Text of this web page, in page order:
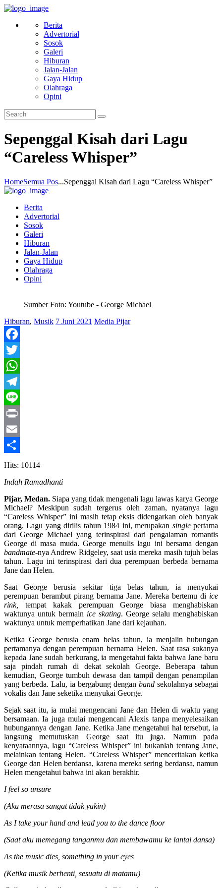
Berita
Advertorial
Sosok
Galeri
Hiburan
Jalan-Jalan
Gaya Hidup
Olahraga
Opini
Sepenggal Kisah dari Lagu
“Careless Whisper”
HomeSemua Pos...Sepenggal Kisah dari Lagu “Careless Whisper”
Berita
Advertorial
Sosok
Galeri
Hiburan
Jalan-Jalan
Gaya Hidup
Olahraga
Opini
Sumber Foto: Youtube - George Michael
Hiburan, Musik 7 Juni 2021 Media Pijar
Facebook
Twitter
WhatsApp
Telegram
Line
Print
Email
Share
Hits: 10114
Indah Ramadhanti
Pijar, Medan. Siapa yang tidak mengenali lagu lawas karya George
Michael? Meskipun sudah tergerus oleh zaman, nyatanya lagu
“Careless Whisper” ini masih tetap eksis didengarkan oleh banyak
orang. Lagu yang dirilis tahun 1984 ini, merupakan singlepertama
dari George Michael yang terinspirasi dari pengalaman romantis
George di masa muda. George menulis lagu ini bersama dengan
bandmate-nya Andrew Ridgeley, saat usia mereka masih tujuh belas
tahun. Lagu ini terinspirasi dari dua perempuan berbeda bernama
Jane dan Helen.
Saat George berusia sekitar tiga belas tahun, ia menyukai
perempuan berambut pirang bernama Jane. Mereka bertemu di ice
rink,
tempat kakak perempuan George biasa menghabiskan
waktunya untuk bermain ice skating. George selalu menghabiskan
waktunya untuk memperhatikan Jane dari kejauhan.
Ketika George berusia enam belas tahun, ia menjalin hubungan
pertamanya dengan perempuan bernama Helen. Saat rasa sukanya
kepada Jane sudah berkurang, ia mengetahui fakta bahwa Jane baru
saja pindah rumah di dekat sekolah George. Beberapa tahun
kemudian, George tumbuh dewasa dan tampil dengan penampilan
yang berbeda. Lalu, ia bergabung dengan band sekolahnya sebagai
vokalis dan Jane seketika menyukai George.
Sejak saat itu, ia mulai mengencani Jane dan Helen di waktu yang
bersamaan. Ia juga mulai mengencani Alexis tanpa menyelesaikan
hubungannya dengan Jane. Ketika Jane mengetahui hal tersebut, ia
langsung memutuskan George saat itu juga. Namun pada
kenyataannya, lagu “Careless Whisper” ini bukanlah tentang Jane,
melainkan tentang Helen. “Careless Whisper” menceritakan ketika
George dan Helen berdansa, karena mereka sering berdansa, namun
Helen mengetahui bahwa ini akan berakhir.
I feel so unsure
(Aku merasa sangat tidak yakin)
As I take your hand and lead you to the dance floor
(Saat aku memegang tanganmu dan membawamu ke lantai dansa)
As the music dies, something in your eyes
(Ketika musik berhenti, sesuatu di matamu)